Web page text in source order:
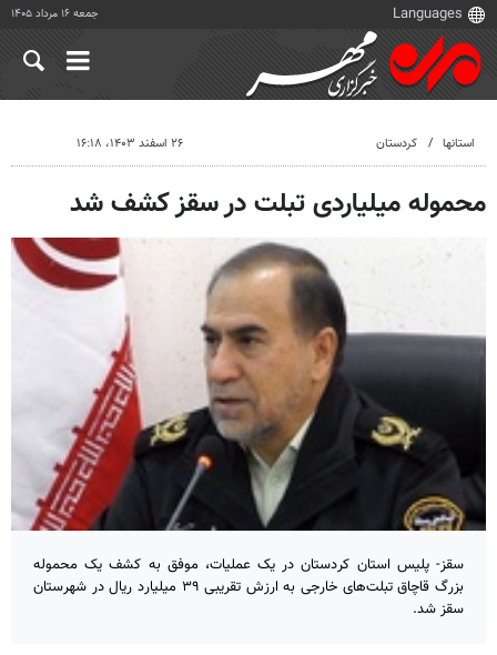
جمعه ۱۶ مرداد ۱۴۰۵
استانها کردستان ۲۶ اسفند ۱۴۰۳، ۱۶:۱۸
محموله میلیاردی تبلت در سقز کشف شد
سقز- پلیس استان کردستان در یک عملیات، موفق به کشف یک محموله
بزرگ قاچاق تبلت‌های خارجی به ارزش تقریبی ۳۹ میلیارد ریال در شهرستان
سقز شد.